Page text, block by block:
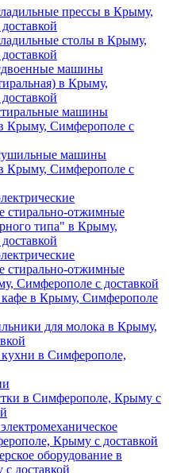
прессы в Крыму,
столы в Крыму,
машины
в Крыму,
машины
Крыму, Симферополе с
машины
Крыму, Симферополе с
стирально-отжимные
типа" в Крыму,
стирально-отжимные
Симферополе с доставкой
в Крыму, Симферополе
для молока в Крыму,
в Симферополе,
в Симферополе, Крыму с
Крыму с доставкой
оборудование в
доставкой